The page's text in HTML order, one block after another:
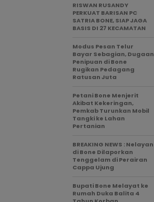
RISWAN RUSANDY
PERKUAT BARISAN PC
SATRIA BONE, SIAP JAGA
BASIS DI 27 KECAMATAN
Modus Pesan Telur
Bayar Sebagian, Dugaan
Penipuan di Bone
Rugikan Pedagang
Ratusan Juta
Petani Bone Menjerit
Akibat Kekeringan,
Pemkab Turunkan Mobil
Tangki ke Lahan
Pertanian
BREAKING NEWS : Nelayan
di Bone Dilaporkan
Tenggelam di Perairan
Cappa Ujung
Bupati Bone Melayat ke
Rumah Duka Balita 4